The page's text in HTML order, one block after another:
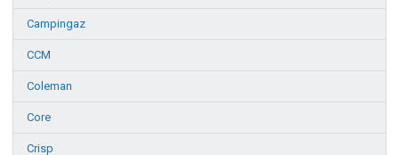
Campingaz
CCM
Coleman
Core
Crisp